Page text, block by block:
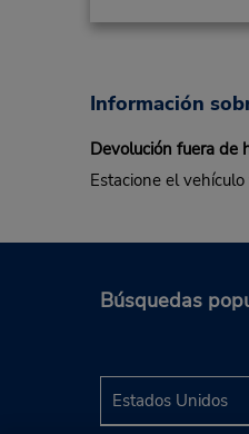
Información
Devolución fuera de
Estacione el
Búsquedas